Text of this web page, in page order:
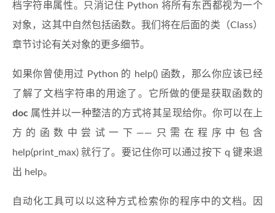
档字符串属性。只消记住 Python 将所有东西都视为一个
对象，这其中自然包括函数。我们将在后面的类（Class）
章节讨论有关对象的更多细节。
如果你曾使用过 Python 的 help() 函数，那么你应该已经
了解了文档字符串的用途了。它所做的便是获取函数的
doc 属性并以一种整洁的方式将其呈现给你。你可以在上
方的函数中尝试一下——只需在程序中包含
help(print_max) 就行了。要记住你可以通过按下 q 键来退
出 help。
自动化工具可以以这种方式检索你的程序中的文档。因